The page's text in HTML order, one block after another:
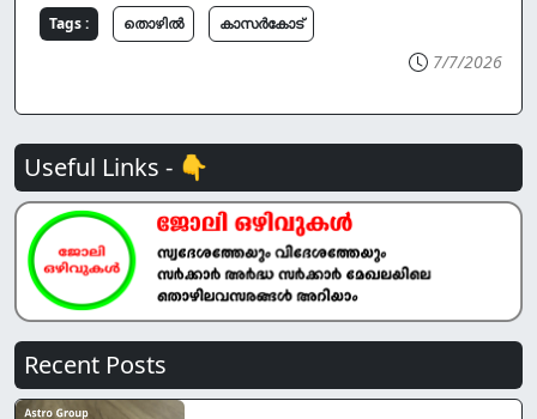
Tags : തൊഴില്‍ കാസർകോട്
7/7/2026
Useful Links - 👇
Recent Posts